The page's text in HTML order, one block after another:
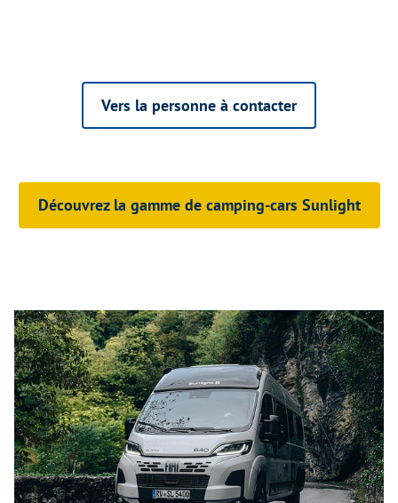
Vers la personne à contacter
Découvrez la gamme de camping-cars Sunlight